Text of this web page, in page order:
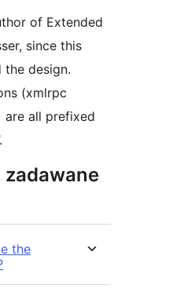
of Extended
this
the design.
(xmlrpc
are all prefixed
zadawane
the